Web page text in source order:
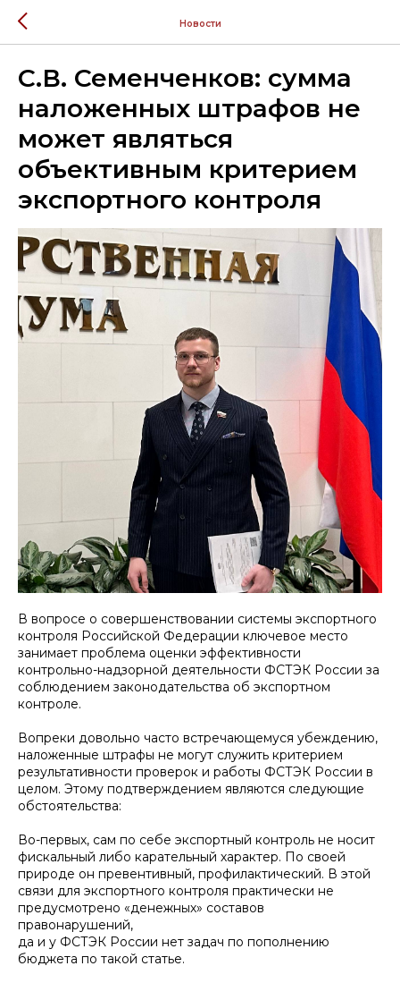
Новости
С.В. Семенченков: сумма
наложенных штрафов не
может являться
объективным критерием
экспортного контроля
В вопросе о совершенствовании системы экспортного
контроля Российской Федерации ключевое место
занимает проблема оценки эффективности
контрольно-надзорной деятельности ФСТЭК России за
соблюдением законодательства об экспортном
контроле.
Вопреки довольно часто встречающемуся убеждению,
наложенные штрафы не могут служить критерием
результативности проверок и работы ФСТЭК России в
целом. Этому подтверждением являются следующие
обстоятельства:
Во-первых, сам по себе экспортный контроль не носит
фискальный либо карательный характер. По своей
природе он превентивный, профилактический. В этой
связи для экспортного контроля практически не
предусмотрено «денежных» составов
правонарушений,
да и у ФСТЭК России нет задач по пополнению
бюджета по такой статье.